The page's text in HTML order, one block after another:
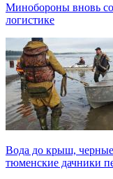
Минобороны вновь
логистике
Вода до крыш, черные
тюменские дачники